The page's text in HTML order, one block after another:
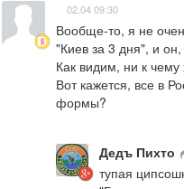
02.04 09:30
Вообще-то, я не
"Киев за 3 дня", и
Как видим, ни к
Вот кажется, все в
формы?
Дедъ Пихто
тупая